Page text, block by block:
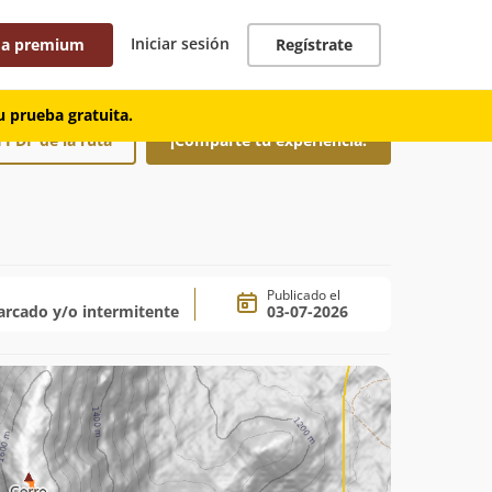
premium Iniciar sesión Regístrate
prueba gratuita.
PDF de la ruta ¡Comparte tu experiencia!
y/o intermitente
Publicado el
03-07-2026